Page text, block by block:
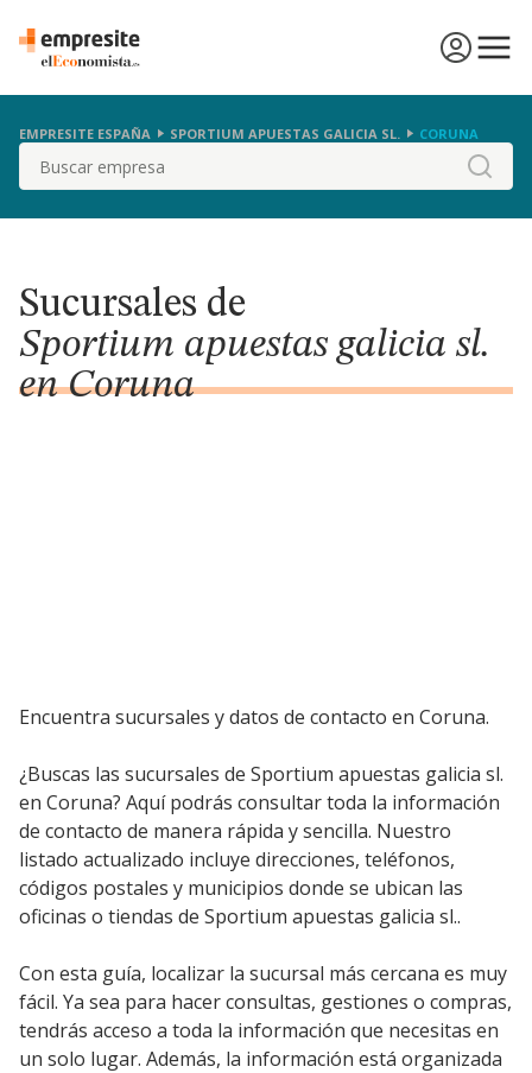
EMPRESITE ESPAÑA SPORTIUM APUESTAS GALICIA SL. CORUNA
Buscar
Sucursales de
Sportium apuestas galicia sl.
en Coruna
Encuentra sucursales y datos de contacto en Coruna.
¿Buscas las sucursales de Sportium apuestas galicia sl.
en Coruna? Aquí podrás consultar toda la información
de contacto de manera rápida y sencilla. Nuestro
listado actualizado incluye direcciones, teléfonos,
códigos postales y municipios donde se ubican las
oficinas o tiendas de Sportium apuestas galicia sl..
Con esta guía, localizar la sucursal más cercana es muy
fácil. Ya sea para hacer consultas, gestiones o compras,
tendrás acceso a toda la información que necesitas en
un solo lugar. Además, la información está organizada